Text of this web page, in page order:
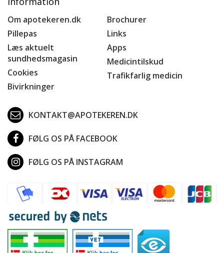
Om apotekeren.dk
Pillepas
Læs aktuelt
sundhedsmagasin
Cookies
Bivirkninger
Brochurer
Links
Apps
Medicintilskud
Trafikfarlig medicin
KONTAKT@APOTEKEREN.DK
FØLG OS PÅ FACEBOOK
FØLG OS PÅ INSTAGRAM